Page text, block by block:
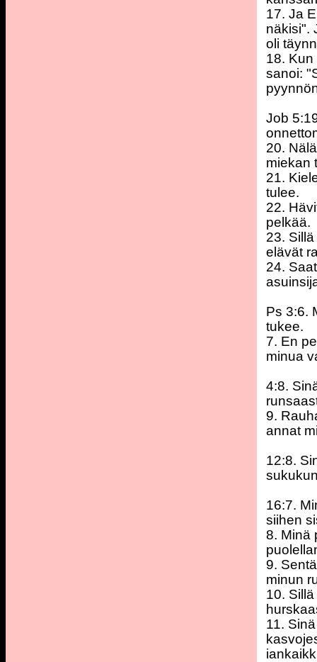
17. Ja
näkisi".
oli
18.
sanoi:
Job
20.
miekan
21.
tulee.
22.
pelkää.
23.
elävät
24.
Ps 3:6.
tukee.
7. En
minua
4:8.
9.
annat
12:8.
16:7.
siihen
8. Minä
9.
minun
10.
11.